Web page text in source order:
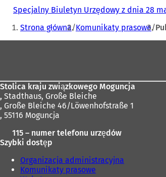
Specjalny Biuletyn Urzędowy z dnia 28
Jesteś
tutaj:
Strona główna Komunikaty prasowe
Stolica kraju związkowego Moguncja
, Stadthaus, Große Bleiche
, Große Bleiche 46/Löwenhofstraße 1
, 55116 Moguncja
115 – numer telefonu urzędów
Szybki dostęp
Organizacja administracyjna
Komunikaty prasowe